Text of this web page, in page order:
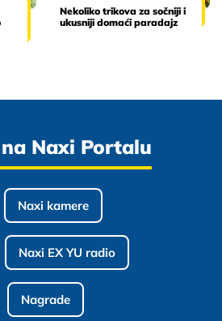
Nekoliko trikova za sočniji i
ukusniji domaći paradajz
Naxi Portalu
Naxi kamere
Naxi EX YU radio
Nagrade